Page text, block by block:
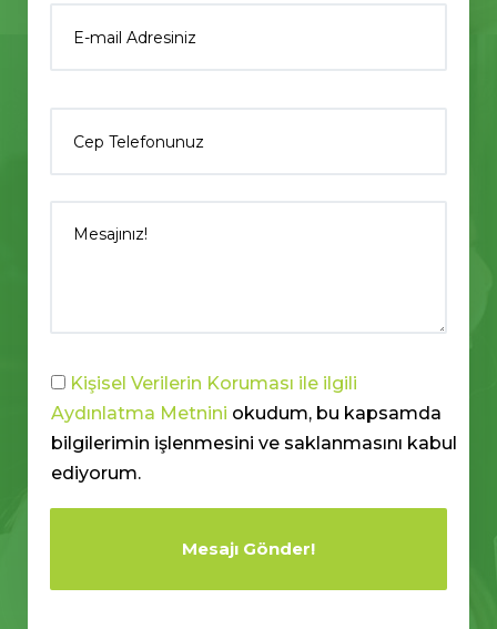
Kişisel Verilerin Koruması ile ilgili
Aydınlatma Metnini okudum, bu kapsamda
bilgilerimin işlenmesini ve saklanmasını kabul
ediyorum.